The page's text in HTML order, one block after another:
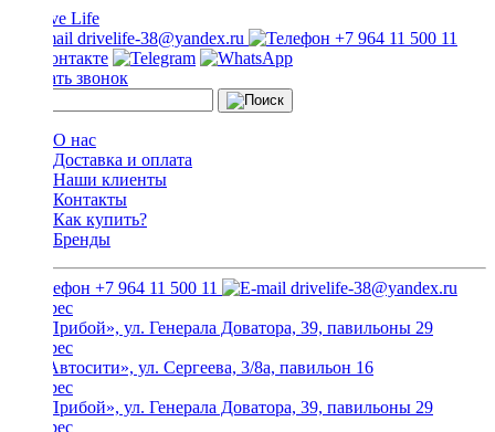
drivelife-38@yandex.ru +7 964 11 500 11
Заказать звонок
О нас
Доставка и оплата
Наши клиенты
Контакты
Как купить?
Бренды
+7 964 11 500 11 drivelife-38@yandex.ru
ТЦ «Прибой», ул. Генерала Доватора, 39, павильоны 29
ТЦ «Автосити», ул. Сергеева, 3/8а, павильон 16
ТЦ «Прибой», ул. Генерала Доватора, 39, павильоны 29